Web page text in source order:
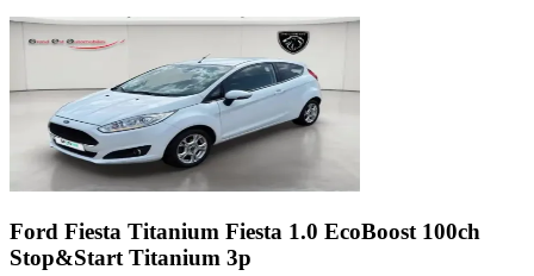
Ford Fiesta Titanium Fiesta 1.0 EcoBoost 100ch
Stop&Start Titanium 3p